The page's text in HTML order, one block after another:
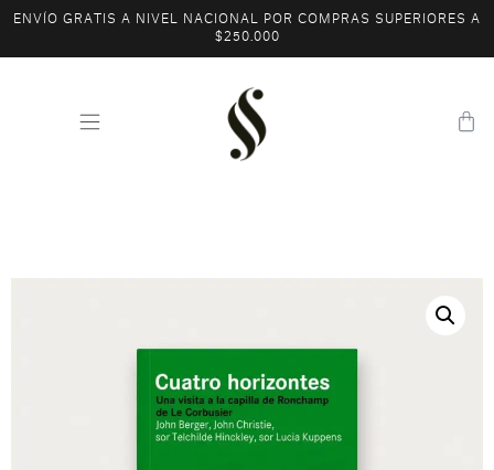
ENVÍO GRATIS A NIVEL NACIONAL POR COMPRAS SUPERIORES A
$250.000